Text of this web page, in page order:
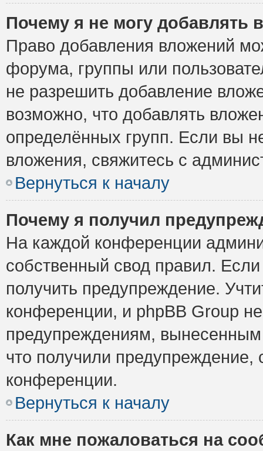
Почему я не могу добавлять
Право добавления вложений
форума, группы или
не разрешить добавление
возможно, что добавлять
определённых групп. Если вы
вложения, свяжитесь с
Вернуться к началу
Почему я получил
На каждой конференции
собственный свод правил.
получить предупреждение.
конференции, и phpBB Group
предупреждениям,
что получили предупреждение,
конференции.
Вернуться к началу
Как мне пожаловаться на